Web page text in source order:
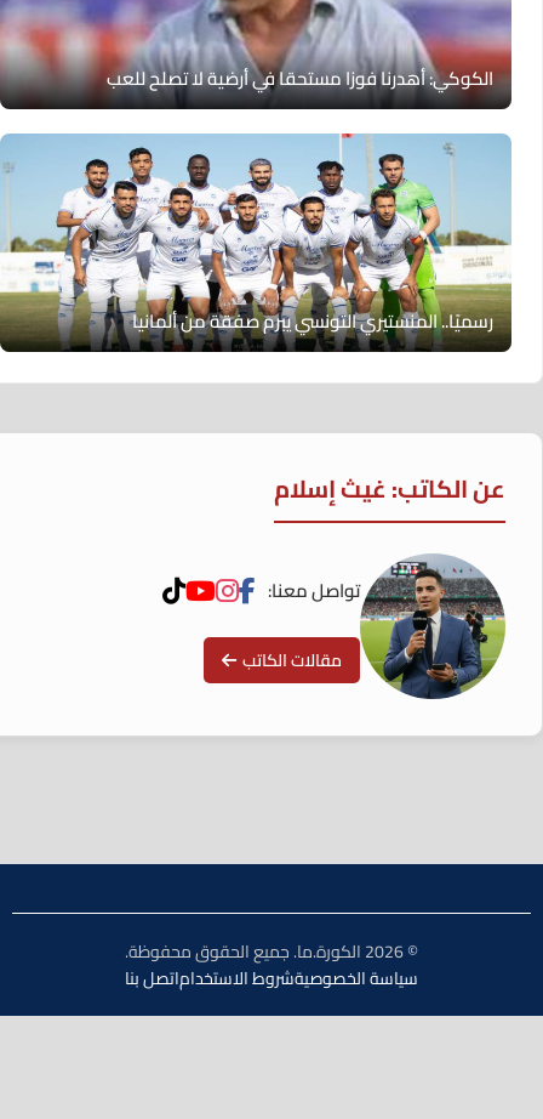
الكوكي: أهدرنا فوزا مستحقا في أرضية لا تصلح للعب
رسميًا.. المنستيري التونسي يبرم صفقة من ألمانيا
عن الكاتب: غيث إسلام
تواصل معنا:
مقالات الكاتب
سياسة الخصوصيةشروط الاستخداماتصل بنا